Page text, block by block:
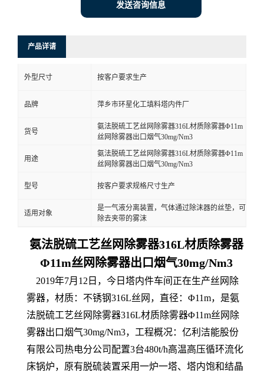
发送咨询信息
产品详请
外型尺寸 按客户要求生产
品牌 萍乡市环星化工填料塔内件厂
货号
氨法脱硫工艺丝网除雾器316L材质除雾器Φ11m
丝网除雾器出口烟气30mg/Nm3
用途
氨法脱硫工艺丝网除雾器316L材质除雾器Φ11m
丝网除雾器出口烟气30mg/Nm3
型号 按客户要求规格尺寸生产
适用对象
是一气液分离装置，气体通过除沫器的丝垫，可
除去夹带的雾沫
氨法脱硫工艺丝网除雾器316L材质除雾器
Φ11m丝网除雾器出口烟气30mg/Nm3
2019年7月12日，今日塔内件车间正在生产丝网除
雾器，材质：不锈钢316L丝网，直径：Φ11m，是氨
法脱硫工艺丝网除雾器316L材质除雾器Φ11m丝网除
雾器出口烟气30mg/Nm3，工程概况：亿利洁能股份
有限公司热电分公司配置3台480t/h高温高压循环流化
床锅炉，原有脱硫装置采用一炉一塔、塔内饱和结晶